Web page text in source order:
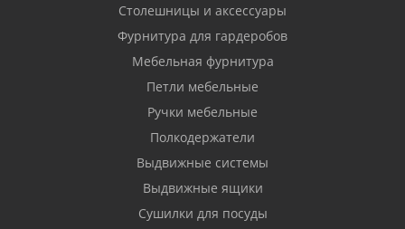
Столешницы и аксессуары
Фурнитура для гардеробов
Мебельная фурнитура
Петли мебельные
Ручки мебельные
Полкодержатели
Выдвижные системы
Выдвижные ящики
Сушилки для посуды